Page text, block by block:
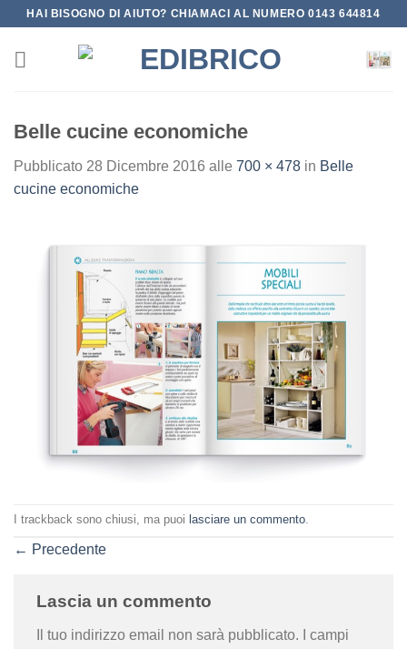
Salta
contenuti
HAI BISOGNO DI AIUTO? CHIAMACI AL NUMERO 0143 644814
Belle cucine economiche
Pubblicato 28 Dicembre 2016 alle 700 × 478 in Belle
cucine economiche
I trackback sono chiusi, ma puoi lasciare un commento
← Precedente
Lascia un commento
Il tuo indirizzo email non sarà pubblicato.
I campi